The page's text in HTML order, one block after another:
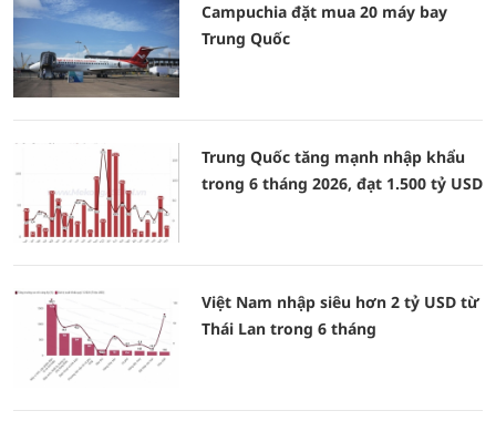
Campuchia đặt mua 20 máy bay
Trung Quốc
Trung Quốc tăng mạnh nhập khẩu
trong 6 tháng 2026, đạt 1.500 tỷ USD
Việt Nam nhập siêu hơn 2 tỷ USD từ
Thái Lan trong 6 tháng